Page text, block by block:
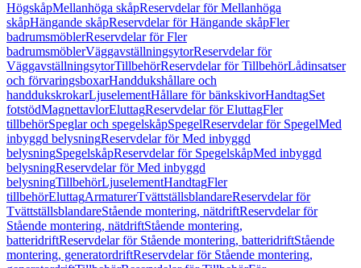
HögskåpMellanhöga skåpReservdelar för Mellanhöga
skåpHängande skåpReservdelar för Hängande skåpFler
badrumsmöblerReservdelar för Fler
badrumsmöblerVäggavställningsytorReservdelar för
VäggavställningsytorTillbehörReservdelar för TillbehörLådinsatser
och förvaringsboxarHanddukshållare och
handdukskrokarLjuselementHållare för bänkskivorHandtagSet
fotstödMagnettavlorEluttagReservdelar för EluttagFler
tillbehörSpeglar och spegelskåpSpegelReservdelar för SpegelMed
inbyggd belysningReservdelar för Med inbyggd
belysningSpegelskåpReservdelar för SpegelskåpMed inbyggd
belysningReservdelar för Med inbyggd
belysningTillbehörLjuselementHandtagFler
tillbehörEluttagArmaturerTvättställsblandareReservdelar för
TvättställsblandareStående montering, nätdriftReservdelar för
Stående montering, nätdriftStående montering,
batteridriftReservdelar för Stående montering, batteridriftStående
montering, generatordriftReservdelar för Stående montering,